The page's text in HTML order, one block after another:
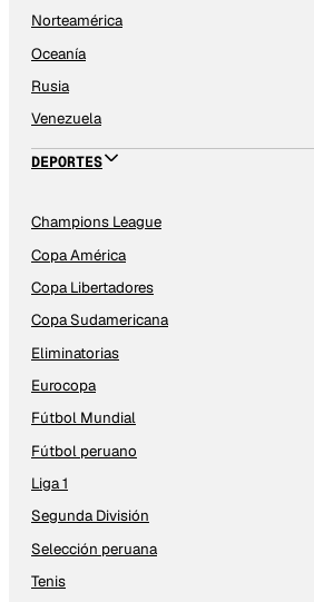
Norteamérica
Oceanía
Rusia
Venezuela
DEPORTES
Champions League
Copa América
Copa Libertadores
Copa Sudamericana
Eliminatorias
Eurocopa
Fútbol Mundial
Fútbol peruano
Liga 1
Segunda División
Selección peruana
Tenis